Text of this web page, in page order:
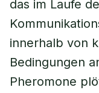
das im Laufe
innerhalb von
Bedingungen
Pheromone